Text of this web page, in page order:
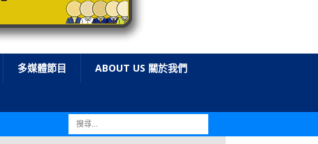
多媒體節目 ABOUT US 關於我們